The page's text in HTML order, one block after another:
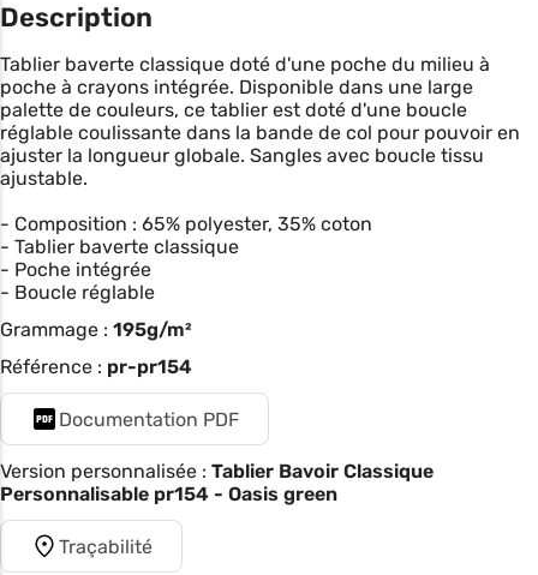
Description
Tablier baverte classique doté d'une poche du milieu à
poche à crayons intégrée. Disponible dans une large
palette de couleurs, ce tablier est doté d'une boucle
réglable coulissante dans la bande de col pour pouvoir en
ajuster la longueur globale. Sangles avec boucle tissu
ajustable.
- Composition : 65% polyester, 35% coton
- Tablier baverte classique
- Poche intégrée
- Boucle réglable
Grammage : 195g/m²
Référence : pr-pr154
Documentation PDF
Version personnalisée : Tablier Bavoir Classique
Personnalisable pr154 - Oasis green
Traçabilité